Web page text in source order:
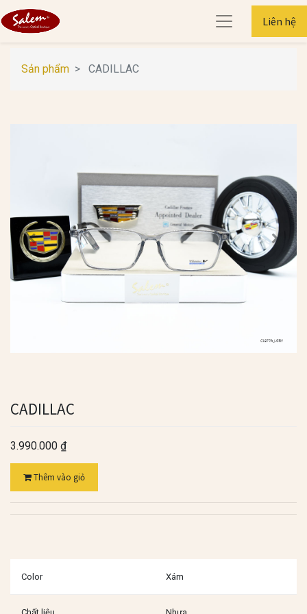
Liên hệ
Sản phẩm CADILLAC
CADILLAC
3.990.000 ₫
Thêm vào giỏ
Color Xám